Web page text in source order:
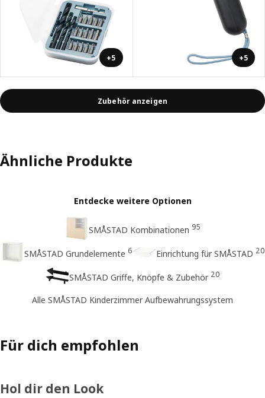
+5 +5
Zubehör anzeigen
Ähnliche Produkte
Entdecke weitere Optionen
SMÅSTAD Kombinationen 95
SMÅSTAD Grundelemente 6 Einrichtung für SMÅSTAD 20
SMÅSTAD Griffe, Knöpfe & Zubehör 20
Alle SMÅSTAD Kinderzimmer Aufbewahrungssystem
Für dich empfohlen
Hol dir den Look